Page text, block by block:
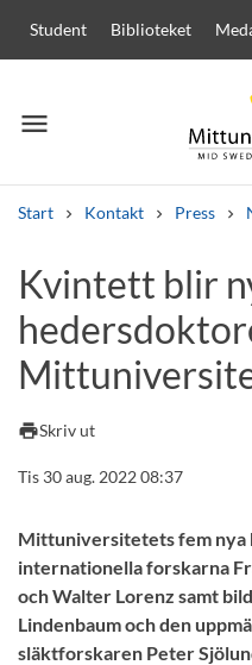
Student Biblioteket
menu
Meny
Start Kontakt Press
Andra söktjänster
Kurser och program
Lediga jobb
Kvintett blir
printSkriv ut
Tis 30 aug. 2022 08:37
Mittuniversitetets fem
internationella forskarna
och Walter Lorenz samt
Lindenbaum och den
släktforskaren Peter